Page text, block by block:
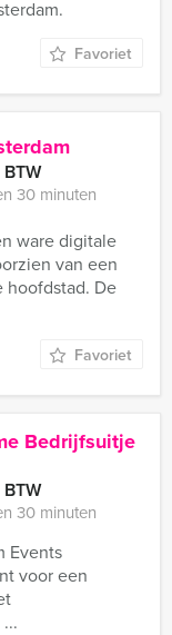
Favoriet
30 minuten
ware digitale
van een
hoofdstad. De
Favoriet
Bedrijfsuitje
30 minuten
Events
voor een